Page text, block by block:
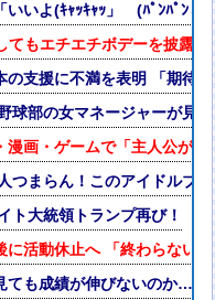
いいよ(ｷｬｯｷｬｯ」 (ﾊﾟﾝﾊﾟﾝ
てもエチエチボデーを披露
の支援に不満を表明 「期待
球部の女マネージャーが見
漫画・ゲームで「主人公が
つまらん！このアイドルブ
ト大統領トランプ再び！
活動休止へ 「終わらない
ても成績が伸びないのか…